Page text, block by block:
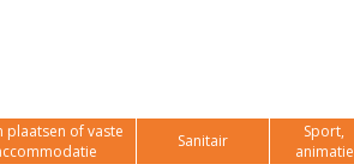
plaatsen of vaste
Sanitair
Sport,
animatie